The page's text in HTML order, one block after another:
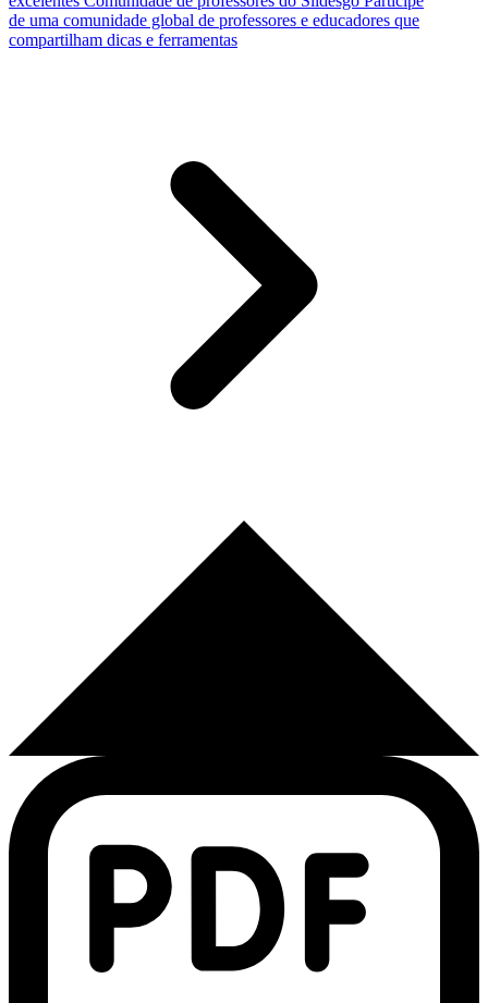
de uma comunidade global de professores e educadores que
compartilham dicas e ferramentas